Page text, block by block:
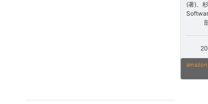
(著)、
amazon